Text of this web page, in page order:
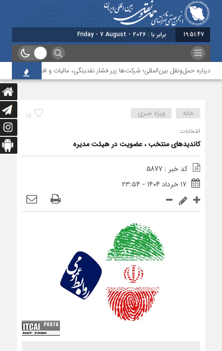
19:51:47 امروز :
حمل‌ونقل بین‌المللی؛ شرکت‌ها زیر فشار نقدینگی، مالیات و افت عملیات
15 خانه ویژه خبری
انتخابات
کاندیدهای منتخب ، عضویت در هیئت مدیره
کد خبر : 5877
۱۷ خرداد ۱۴۰۴ - ۲۳:۵۴